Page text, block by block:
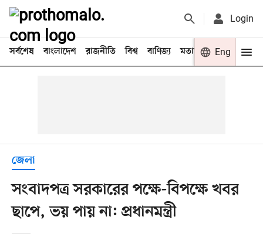
Login
সর্বশেষ বাংলাদেশ রাজনীতি বিশ্ব বাণিজ্য মতামত খেলা
Eng
জেলা
সংবাদপত্র সরকারের পক্ষে-বিপক্ষে খবর
ছাপে, ভয় পায় না: প্রধানমন্ত্রী